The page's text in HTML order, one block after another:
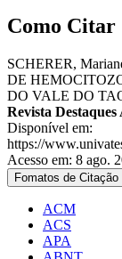
Como Citar
SCHERER,
DE
DO VALE DO
Revista Destaques
Disponível em:
https://
Acesso em: 8 ago.
Fomatos de Citação
ACM
ACS
APA